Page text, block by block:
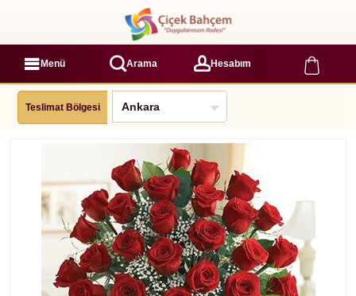
Menü Arama Hesabım
Teslimat Bölgesi